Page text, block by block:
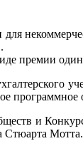
премии один
программное
и
Стюарта Мотта.